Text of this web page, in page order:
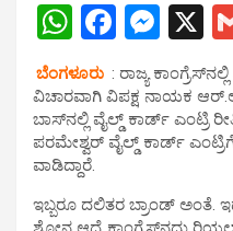
W
h
at
s
A
p
F
ce
b
o
o
M
es
se
n
er
X
ಬೆಂಗಳೂರು : ರಾಜ್ಯ
ವಿಚಾರವಾಗಿ ವಿಪಕ್ಷ ನಾಯಕ
ಬಾಸ್‌ನಲ್ಲಿ ವೈಲ್ಡ್ ಕಾರ್ಡ್ ಎಂಟ್ರಿ
ಪರಮೇಶ್ವರ್ ವೈಲ್ಡ್ ಕಾರ್ಡ್
ವಾಡಿದ್ದಾರೆ.
ಇಬ್ಬರೂ ದಲಿತರ ಬ್ರಾಂಡ್ ಅಂತೆ.